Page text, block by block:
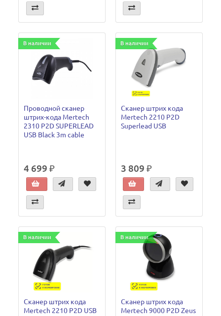
В наличии
Проводной сканер
штрих-кода Mertech
2310 P2D SUPERLEAD
USB Black 3m cable
4 699 ₽
В наличии
Сканер штрих кода
Mertech 2210 P2D
Superlead USB
3 809 ₽
В наличии
Сканер штрих кода
Mertech 2210 P2D USB
В наличии
Сканер штрих кода
Mertech 9000 P2D Zeus